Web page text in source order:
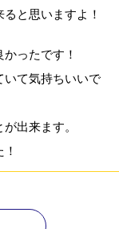
と思いますよ！
ったです！
いて気持ちいいで
出来ます。